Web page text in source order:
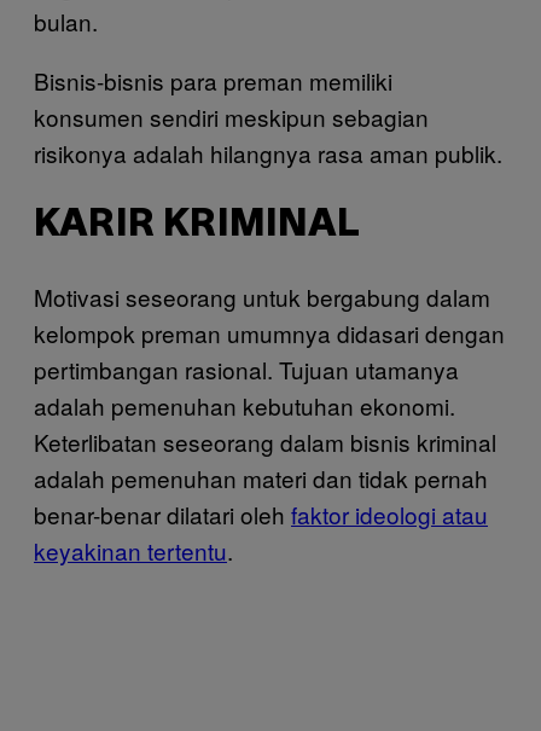
bulan.
Bisnis-bisnis para preman memiliki
konsumen sendiri meskipun sebagian
risikonya adalah hilangnya rasa aman publik.
KARIR KRIMINAL
Motivasi seseorang untuk bergabung dalam
kelompok preman umumnya didasari dengan
pertimbangan rasional. Tujuan utamanya
adalah pemenuhan kebutuhan ekonomi.
Keterlibatan seseorang dalam bisnis kriminal
adalah pemenuhan materi dan tidak pernah
benar-benar dilatari oleh faktor ideologi atau
keyakinan tertentu.